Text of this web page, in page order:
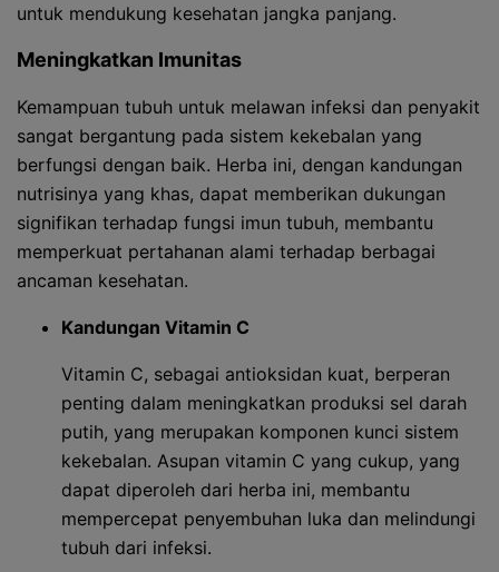
untuk mendukung kesehatan jangka panjang.
Meningkatkan Imunitas
Kemampuan tubuh untuk melawan infeksi dan penyakit
sangat bergantung pada sistem kekebalan yang
berfungsi dengan baik. Herba ini, dengan kandungan
nutrisinya yang khas, dapat memberikan dukungan
signifikan terhadap fungsi imun tubuh, membantu
memperkuat pertahanan alami terhadap berbagai
ancaman kesehatan.
Kandungan Vitamin C
Vitamin C, sebagai antioksidan kuat, berperan
penting dalam meningkatkan produksi sel darah
putih, yang merupakan komponen kunci sistem
kekebalan. Asupan vitamin C yang cukup, yang
dapat diperoleh dari herba ini, membantu
mempercepat penyembuhan luka dan melindungi
tubuh dari infeksi.